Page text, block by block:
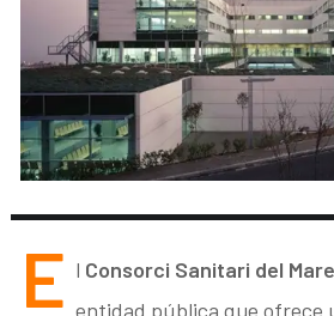
E l Consorci Sanitari del
entidad pública que ofrece